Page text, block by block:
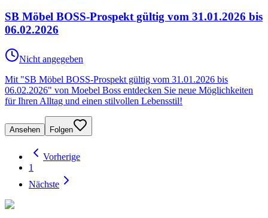
SB Möbel BOSS-Prospekt gültig vom 31.01.2026 bis
06.02.2026
Nicht angegeben
Mit "SB Möbel BOSS-Prospekt gültig vom 31.01.2026 bis
06.02.2026" von Moebel Boss entdecken Sie neue Möglichkeiten
für Ihren Alltag und einen stilvollen Lebensstil!
Ansehen Folgen
Vorherige
1
Nächste